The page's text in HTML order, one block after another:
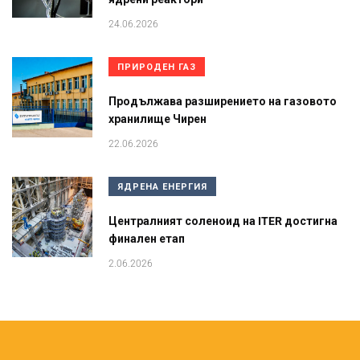
24.06.2026
ПРИРОДЕН ГАЗ
Продължава разширението на газовото
хранилище Чирен
22.06.2026
ЯДРЕНА ЕНЕРГИЯ
Централният соленоид на ITER достигна
финален етап
2.06.2026